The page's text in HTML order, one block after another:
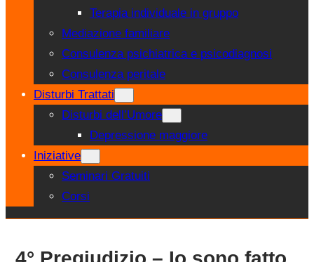
Terapia individuale in gruppo
Mediazione familiare
Consulenza psichiatrica e psicodiagnosi
Consulenza peritale
Disturbi Trattati
Disturbi dell’Umore
Depressione maggiore
Iniziative
Seminari Gratuiti
Corsi